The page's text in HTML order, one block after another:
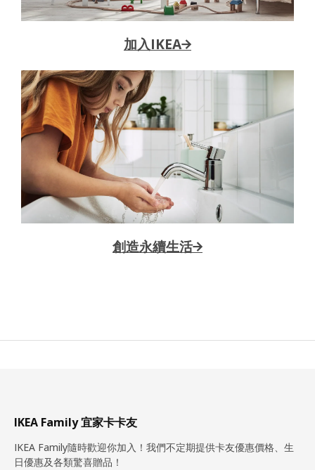
加入IKEA→
創造永續生活→
IKEA Family 宜家卡卡友
IKEA Family隨時歡迎你加入！我們不定期提供卡友優惠價格、生
日優惠及各類驚喜贈品！